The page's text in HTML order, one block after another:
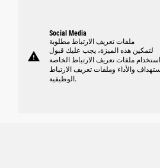
warning
Social Media
ملفات تعريف الارتباط مطلوبة
لتمكين هذه الميزة، يجب عليك قبول
استخدام ملفات تعريف الارتباط الخاصة
والأداء وملفات تعريف الارتباط
الوظيفية.